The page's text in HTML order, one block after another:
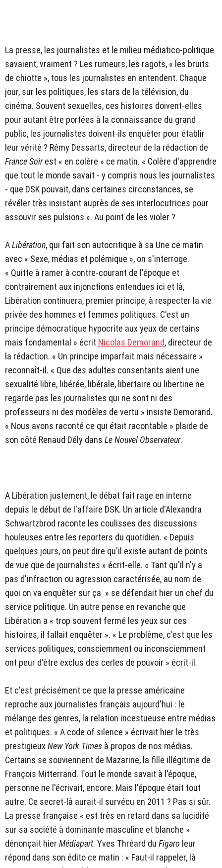
La presse, les journalistes et le milieu médiatico-politique
savaient, vraiment ? Les rumeurs, les ragots, « les bruits
de chiotte », tous les journalistes en entendent. Chaque
jour, sur les politiques, les stars de la télévision, du
cinéma. Souvent sexuelles, ces histoires doivent-elles
pour autant être portées à la connaissance du grand
public, les journalistes doivent-ils enquêter pour établir
leur vérité ? Rémy Dessarts, directeur de la rédaction de
France Soirest « en colère » ce matin. « Colère d'apprendre
que tout le monde savait - y compris nous les journalistes
- que DSK pouvait, dans certaines circonstances, se
révéler très insistant auprès de ses interlocutrices pour
assouvir ses pulsions ». Au point de les violer ?
ALibération, qui fait son autocritique à sa Une ce matin
avec « Sexe, médias et polémique », on s'interroge.
« Quitte à ramer à contre-courant de l'époque et
contrairement aux injonctions entendues ici et là,
Libération continuera, premier principe, à respecter la vie
privée des hommes et femmes politiques. C'est un
principe démocratique hypocrite aux yeux de certains
mais fondamental » écrit Nicolas Demorand, directeur de
la rédaction. « Un principe imparfait mais nécessaire »
reconnaît-il. « Que des adultes consentants aient une
sexualité libre, libérée, libérale, libertaire ou libertine ne
regarde pas les journalistes qui ne sont ni des
professeurs ni des modèles de vertu » insiste Demorand.
« Nous avons raconté ce qui était racontable » plaide de
son côté Renaud Dély dans Le Nouvel Observateur.
A Libération justement, le débat fait rage en interne
depuis le début de l'affaire DSK. Un article d'Alexandra
Schwartzbrod raconte les coulisses des discussions
houleuses entre les reporters du quotidien. « Depuis
quelques jours, on peut dire qu'il existe autant de points
de vue que de journalistes » écrit-elle. « Tant qu'il n'y a
pas d'infraction ou agression caractérisée, au nom de
quoi on va enquêter sur ça » se défendait hier un chef du
service politique. Un autre pense en revanche que
Libération a « trop souvent fermé les yeux sur ces
histoires, il fallait enquêter ». « Le problème, c'est que les
services politiques, consciemment ou inconsciemment
ont peur d'être exclus des cerles de pouvoir » écrit-il.
Et c'est précisément ce que la presse américaine
reproche aux journalistes français aujourd'hui : le
mélange des genres, la relation incestueuse entre médias
et politiques. « A code of silence » écrivait hier le très
prestigieuxNew York Times à propos de nos médias.
Certains se souviennent de Mazarine, la fille illégitime de
François Mitterrand. Tout le monde savait à l'époque,
personne ne l'écrivait, encore. Mais l'époque était tout
autre. Ce secret-là aurait-il survécu en 2011 ? Pas si sûr.
La presse française « est très en retard dans sa lucidité
sur sa société à dominante masculine et blanche »
dénonçait hier Médiapart. Yves Thréard du Figaro leur
répond dans son édito ce matin : « Faut-il rappeler, là